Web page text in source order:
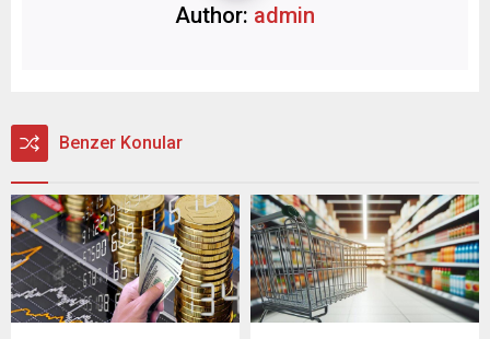
Author: admin
Benzer Konular